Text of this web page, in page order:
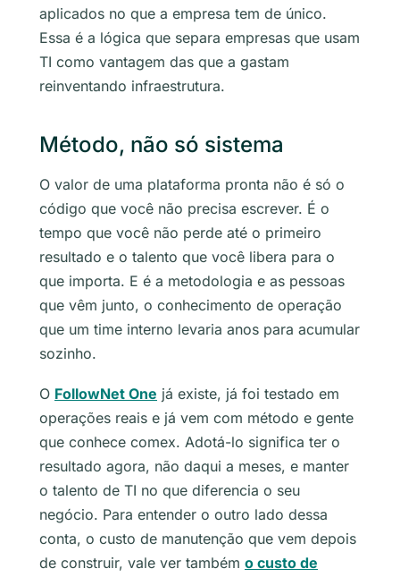
aplicados no que a empresa tem de único.
Essa é a lógica que separa empresas que usam
TI como vantagem das que a gastam
reinventando infraestrutura.
Método, não só sistema
O valor de uma plataforma pronta não é só o
código que você não precisa escrever. É o
tempo que você não perde até o primeiro
resultado e o talento que você libera para o
que importa. E é a metodologia e as pessoas
que vêm junto, o conhecimento de operação
que um time interno levaria anos para acumular
sozinho.
O FollowNet One já existe, já foi testado em
operações reais e já vem com método e gente
que conhece comex. Adotá-lo significa ter o
resultado agora, não daqui a meses, e manter
o talento de TI no que diferencia o seu
negócio. Para entender o outro lado dessa
conta, o custo de manutenção que vem depois
de construir, vale ver também o custo de